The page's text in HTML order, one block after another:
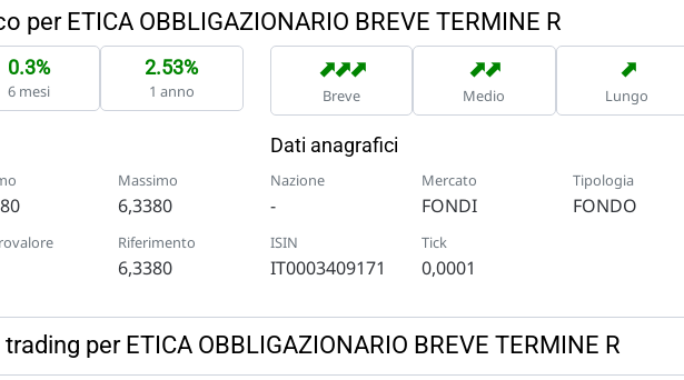
per ETICA OBBLIGAZIONARIO BREVE TERMINE R
0.3%
6 mesi
2.53%
1 anno
➡
➡
➡
Breve
➡
➡
Medio
➡
Lungo
Massimo
6,3380
Riferimento
6,3380
Dati anagrafici
Nazione
-
Mercato
FONDI
Tipologia
FONDO
ISIN
IT0003409171
Tick
0,0001
per ETICA OBBLIGAZIONARIO BREVE TERMINE R